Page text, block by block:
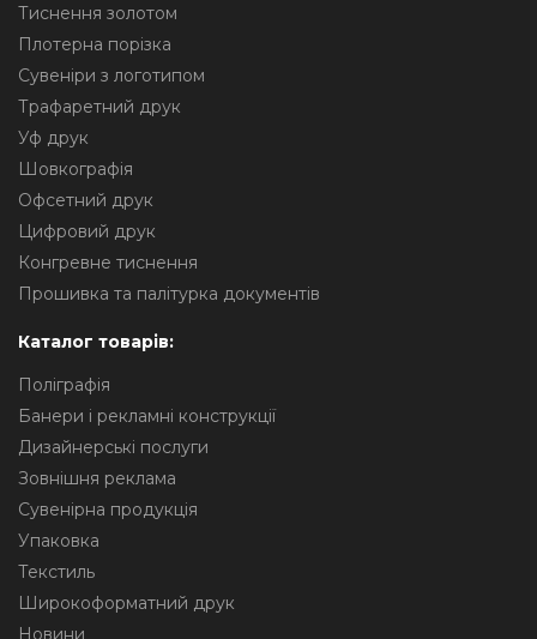
Тиснення золотом
Плотерна порізка
Сувеніри з логотипом
Трафаретний друк
Уф друк
Шовкографія
Офсетний друк
Цифровий друк
Конгревне тиснення
Прошивка та палітурка документів
Каталог товарів:
Поліграфія
Банери і рекламні конструкції
Дизайнерські послуги
Зовнішня реклама
Сувенірна продукція
Упаковка
Текстиль
Широкоформатний друк
Новини